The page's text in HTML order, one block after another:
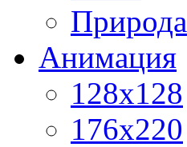
Природа
Анимация
128x128
176x220